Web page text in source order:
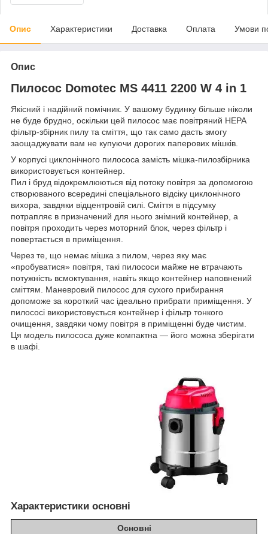
Опис Характеристики Доставка Оплата Умови
Опис
Пилосос Domotec MS 4411 2200 W 4 in 1
Якісний і надійний помічник. У вашому будинку більше ніколи
не буде брудно, оскільки цей пилосос має повітряний НЕРА
фільтр-збірник пилу та сміття, що так само дасть змогу
заощаджувати вам не купуючи дорогих паперових мішків.
У корпусі циклонічного пилососа замість мішка-пилозбірника
використовується контейнер.
Пил і бруд відокремлюються від потоку повітря за допомогою
створюваного всередині спеціального відсіку циклонічного
вихора, завдяки відцентровій силі. Сміття в підсумку
потрапляє в призначений для нього знімний контейнер, а
повітря проходить через моторний блок, через фільтр і
повертається в приміщення.
Через те, що немає мішка з пилом, через яку має
«пробуватися» повітря, такі пилососи майже не втрачають
потужність всмоктування, навіть якщо контейнер наповнений
сміттям. Маневровий пилосос для сухого прибирання
допоможе за короткий час ідеально прибрати приміщення. У
пилососі використовується контейнер і фільтр тонкого
очищення, завдяки чому повітря в приміщенні буде чистим.
Ця модель пилососа дуже компактна — його можна зберігати
в шафі.
Характеристики основні
Основні